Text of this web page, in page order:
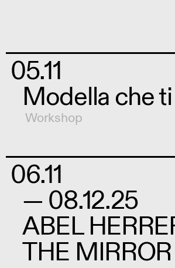
05.11
Modella che
Workshop
06.11
— 08.12.25
ABEL
THE MIRROR